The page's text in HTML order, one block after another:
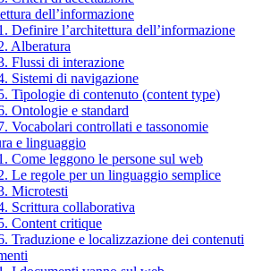
dell’informazione
Definire l’architettura dell’informazione
Alberatura
Flussi di interazione
Sistemi di navigazione
Tipologie di contenuto (content type)
Ontologie e standard
Vocabolari controllati e tassonomie
e linguaggio
Come leggono le persone sul web
Le regole per un linguaggio semplice
Microtesti
Scrittura collaborativa
Content critique
Traduzione e localizzazione dei contenuti